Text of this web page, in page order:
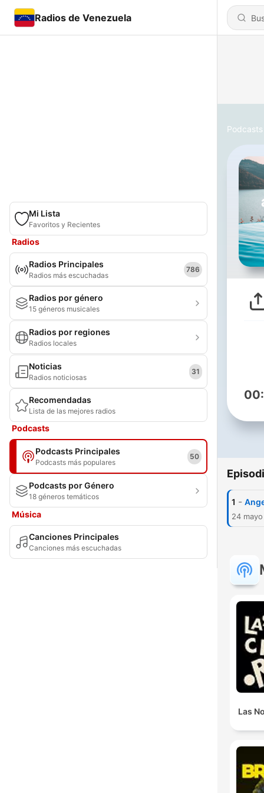
Radios de Venezuela
Mi Lista
Favoritos y Recientes
Radios
Radios Principales
Radios más escuchadas
786
Radios por género
15 géneros musicales
Radios por regiones
Radios locales
Noticias
Radios noticiosas
31
Recomendadas
Lista de las mejores radios
Podcasts
Podcasts Principales
Podcasts más populares
50
Podcasts por Género
18 géneros temáticos
Música
Canciones Principales
Canciones más escuchadas
Podcasts
1 -
24
Las